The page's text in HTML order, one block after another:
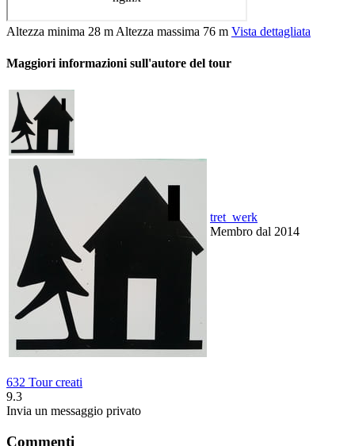
Altezza minima 28 m Altezza massima 76 m Vista dettagliata
Maggiori informazioni sull'autore del tour
tret_werk
Membro dal 2014
632 Tour creati
9.3
Invia un messaggio privato
Commenti